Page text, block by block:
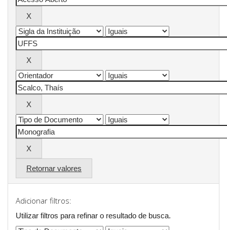
Retornar valores
Adicionar filtros:
Utilizar filtros para refinar o resultado de busca.